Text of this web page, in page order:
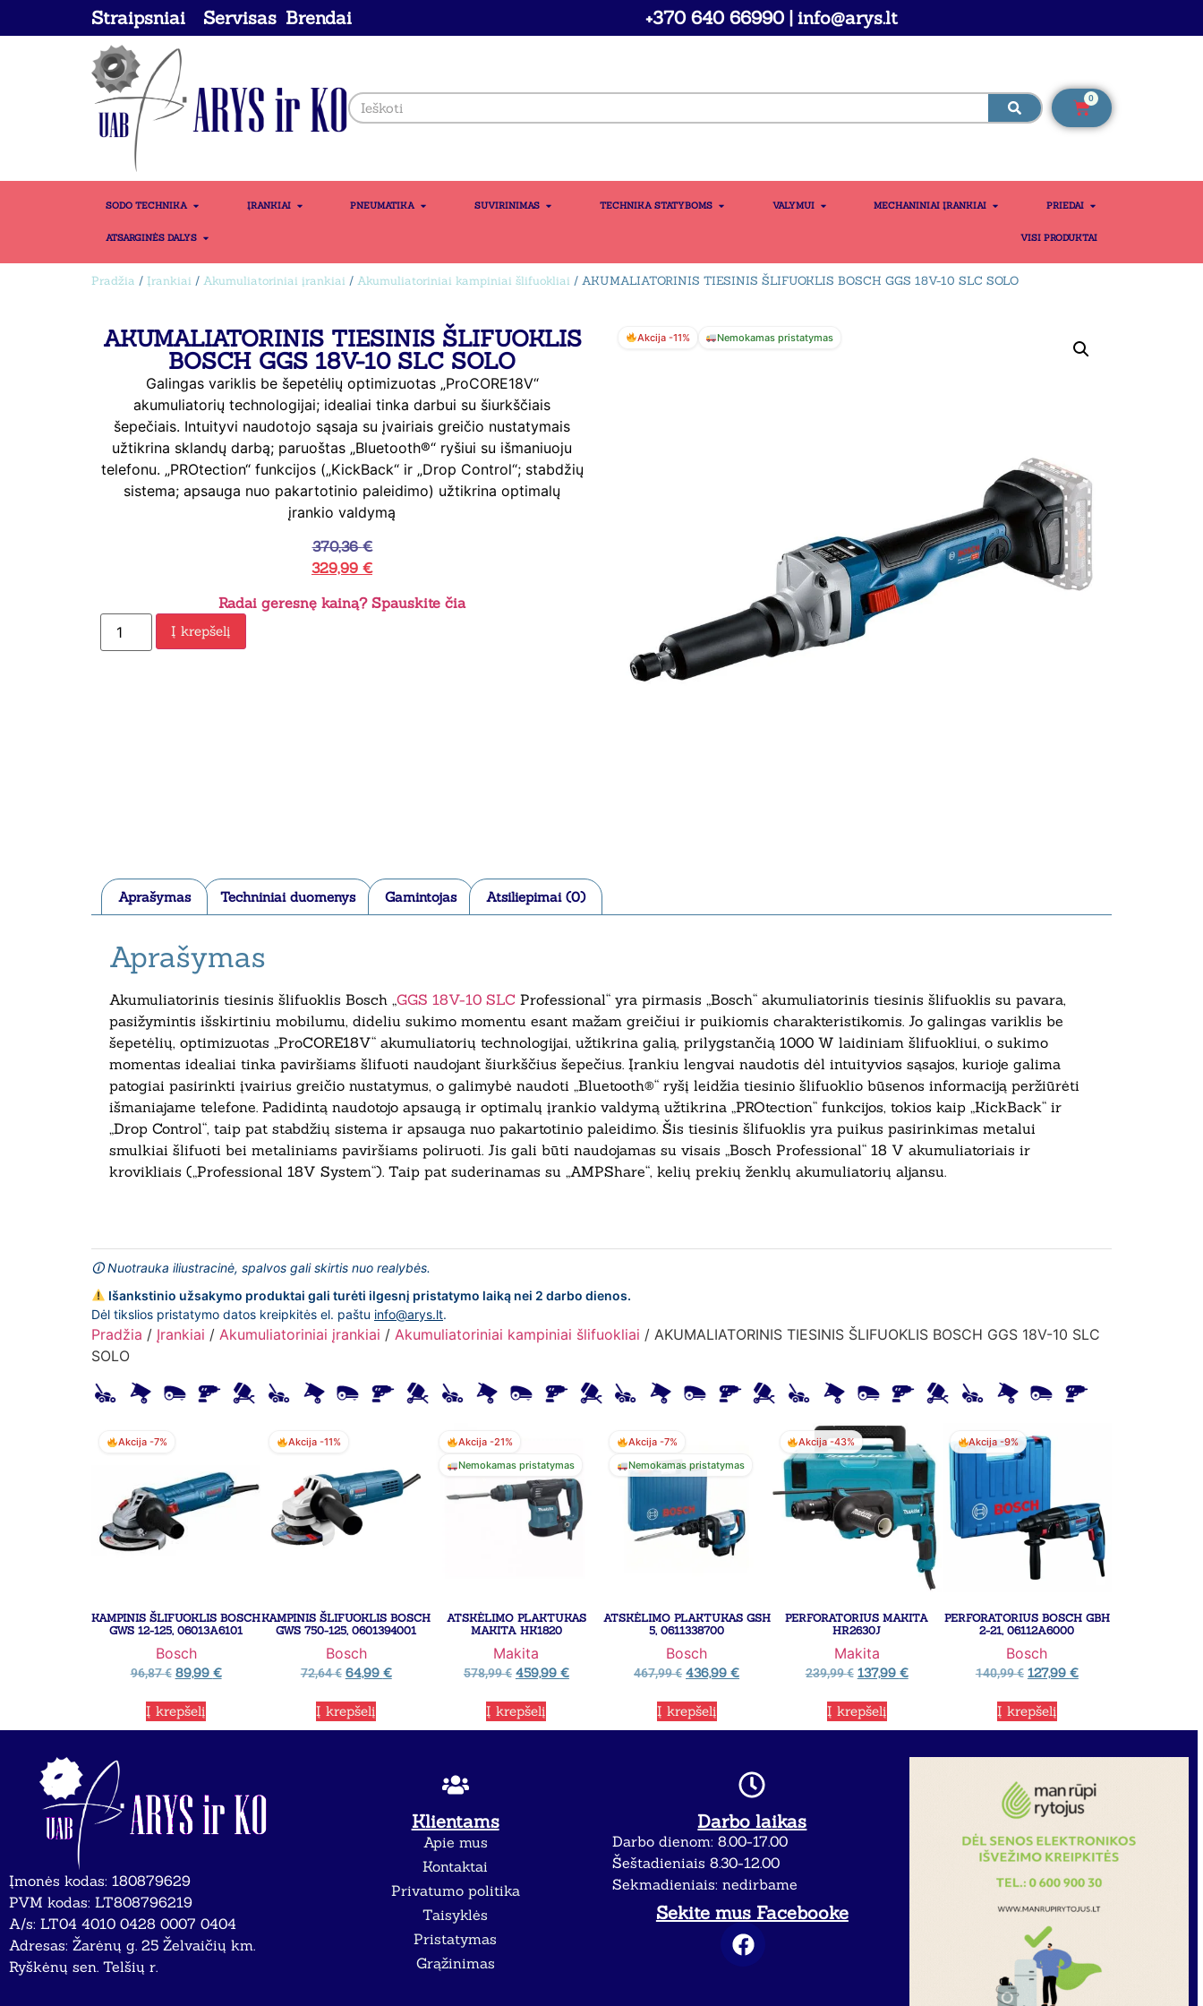
Straipsniai Servisas Brendai +370 640 66990 | info@arys.lt
0
SODO TECHNIKA ĮRANKIAI PNEUMATIKA SUVIRINIMAS TECHNIKA STATYBOMS VALYMUI MECHANINIAI ĮRANKIAI PRIEDAI
ATSARGINĖS DALYS VISI PRODUKTAI
Pradžia / Įrankiai / Akumuliatoriniai įrankiai / Akumuliatoriniai kampiniai šlifuokliai / AKUMALIATORINIS TIESINIS ŠLIFUOKLIS BOSCH GGS 18V-10 SLC SOLO
AKUMALIATORINIS TIESINIS ŠLIFUOKLIS
BOSCH GGS 18V-10 SLC SOLO
Galingas variklis be šepetėlių optimizuotas „ProCORE18V“
akumuliatorių technologijai; idealiai tinka darbui su šiurkščiais
šepečiais. Intuityvi naudotojo sąsaja su įvairiais greičio nustatymais
užtikrina sklandų darbą; paruoštas „Bluetooth®“ ryšiui su išmaniuoju
telefonu. „PROtection“ funkcijos („KickBack“ ir „Drop Control“; stabdžių
sistema; apsauga nuo pakartotinio paleidimo) užtikrina optimalų
įrankio valdymą
370,36€
329,99 €
Radai geresnę kainą? Spauskite čia
Į krepšelį
Akcija -11% Nemokamas pristatymas
Aprašymas Techniniai duomenys Gamintojas Atsiliepimai (0)
Aprašymas
Akumuliatorinis tiesinis šlifuoklis Bosch „GGS 18V-10 SLC Professional“ yra pirmasis „Bosch“ akumuliatorinis tiesinis šlifuoklis su pavara,
pasižymintis išskirtiniu mobilumu, dideliu sukimo momentu esant mažam greičiui ir puikiomis charakteristikomis. Jo galingas variklis be
šepetėlių, optimizuotas „ProCORE18V“ akumuliatorių technologijai, užtikrina galią, prilygstančią 1000 W laidiniam šlifuokliui, o sukimo
momentas idealiai tinka paviršiams šlifuoti naudojant šiurkščius šepečius. Įrankiu lengvai naudotis dėl intuityvios sąsajos, kurioje galima
patogiai pasirinkti įvairius greičio nustatymus, o galimybė naudoti „Bluetooth®“ ryšį leidžia tiesinio šlifuoklio būsenos informaciją peržiūrėti
išmaniajame telefone. Padidintą naudotojo apsaugą ir optimalų įrankio valdymą užtikrina „PROtection“ funkcijos, tokios kaip „KickBack“ ir
„Drop Control“, taip pat stabdžių sistema ir apsauga nuo pakartotinio paleidimo. Šis tiesinis šlifuoklis yra puikus pasirinkimas metalui
smulkiai šlifuoti bei metaliniams paviršiams poliruoti. Jis gali būti naudojamas su visais „Bosch Professional“ 18 V akumuliatoriais ir
krovikliais („Professional 18V System“). Taip pat suderinamas su „AMPShare“, kelių prekių ženklų akumuliatorių aljansu.
🛈 Nuotrauka iliustracinė, spalvos gali skirtis nuo realybės.
Išankstinio užsakymo produktai gali turėti ilgesnį pristatymo laiką nei 2 darbo dienos.
Dėl tikslios pristatymo datos kreipkitės el. paštu info@arys.lt.
Pradžia / Įrankiai / Akumuliatoriniai įrankiai / Akumuliatoriniai kampiniai šlifuokliai / AKUMALIATORINIS TIESINIS ŠLIFUOKLIS BOSCH GGS 18V-10 SLC
SOLO
Akcija -7%
KAMPINIS ŠLIFUOKLIS BOSCH
GWS 12-125, 06013A6101
Bosch
96,87€ 89,99 €
Į krepšelį
Akcija -11%
KAMPINIS ŠLIFUOKLIS BOSCH
GWS 750-125, 0601394001
Bosch
72,64€ 64,99 €
Į krepšelį
Akcija -21%
Nemokamas pristatymas
ATSKĖLIMO PLAKTUKAS
MAKITA HK1820
Makita
578,99€ 459,99 €
Į krepšelį
Akcija -7%
Nemokamas pristatymas
ATSKĖLIMO PLAKTUKAS GSH
5, 0611338700
Bosch
467,99€ 436,99€
Į krepšelį
Akcija -43%
PERFORATORIUS MAKITA
HR2630J
Makita
239,99€ 137,99 €
Į krepšelį
Akcija -9%
PERFORATORIUS BOSCH GBH
2-21, 06112A6000
Bosch
140,99€ 127,99 €
Į krepšelį
Įmonės kodas: 180879629
PVM kodas: LT808796219
A/s: LT04 4010 0428 0007 0404
Adresas: Žarėnų g. 25 Želvaičių km.
Ryškėnų sen. Telšių r.
Klientams
Apie mus
Kontaktai
Privatumo politika
Taisyklės
Pristatymas
Grąžinimas
Darbo laikas
Darbo dienom: 8.00-17.00
Šeštadieniais 8.30-12.00
Sekmadieniais: nedirbame
Sekite mus Facebooke